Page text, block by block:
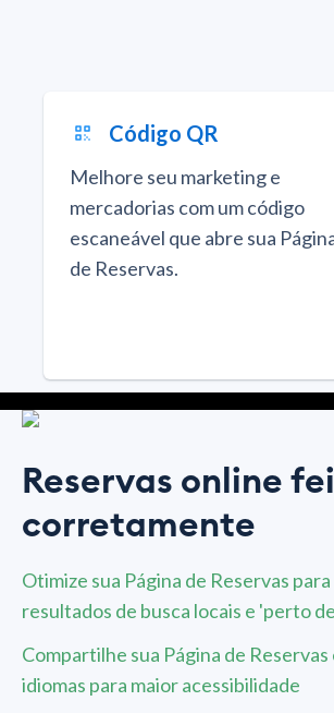
Código QR
Melhore seu marketing e
mercadorias com um código
escaneável que abre sua
de Reservas.
Reservas online
corretamente
Otimize sua Página de Reservas
resultados de busca locais e 'perto
Compartilhe sua Página de Reservas
idiomas para maior acessibilidade